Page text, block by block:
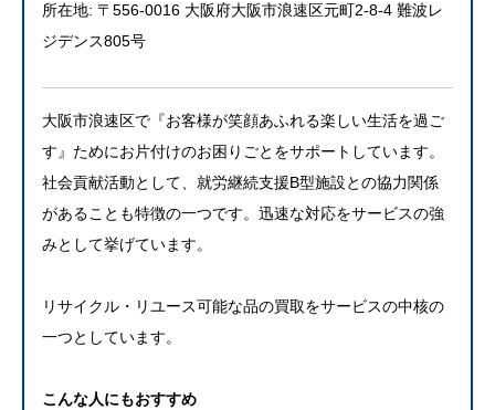
所在地: 〒556-0016 大阪府大阪市浪速区元町2-8-4 難波レ
ジデンス805号
大阪市浪速区で『お客様が笑顔あふれる楽しい生活を過ご
す』ためにお片付けのお困りごとをサポートしています。
社会貢献活動として、就労継続支援B型施設との協力関係
があることも特徴の一つです。迅速な対応をサービスの強
みとして挙げています。
リサイクル・リユース可能な品の買取をサービスの中核の
一つとしています。
こんな人にもおすすめ